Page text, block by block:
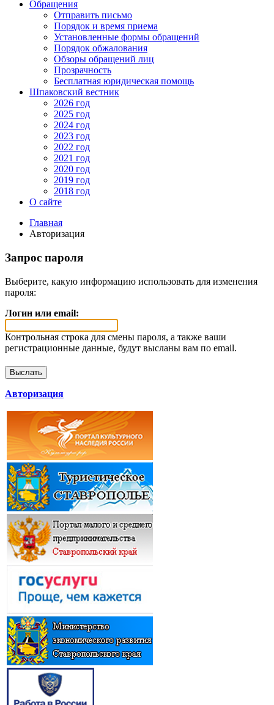
Обращения
Отправить письмо
Порядок и время приема
Установленные формы обращений
Порядок обжалования
Обзоры обращений лиц
Прозрачность
Бесплатная юридическая помощь
Шпаковский вестник
2026 год
2025 год
2024 год
2023 год
2022 год
2021 год
2020 год
2019 год
2018 год
О сайте
Главная
Авторизация
Запрос пароля
Выберите, какую информацию использовать для изменения
пароля:
Логин или email:
Контрольная строка для смены пароля, а также ваши
регистрационные данные, будут высланы вам по email.
Авторизация